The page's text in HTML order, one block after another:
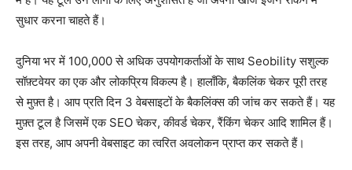
सुधार करना चाहते हैं।
दुनिया भर में 100,000 से अधिक उपयोगकर्ताओं के साथ Seobility सशुल्क
सॉफ़्टवेयर का एक और लोकप्रिय विकल्प है। हालाँकि, बैकलिंक चेकर पूरी तरह
से मुफ़्त है। आप प्रति दिन 3 वेबसाइटों के बैकलिंक्स की जांच कर सकते हैं। यह
मुफ़्त टूल है जिसमें एक SEO चेकर, कीवर्ड चेकर, रैंकिंग चेकर आदि शामिल हैं।
इस तरह, आप अपनी वेबसाइट का त्वरित अवलोकन प्राप्त कर सकते हैं।